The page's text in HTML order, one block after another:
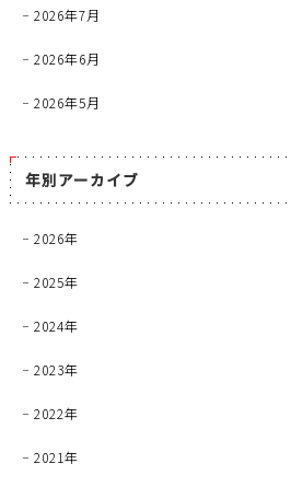
2026年7月
2026年6月
2026年5月
年別アーカイブ
2026年
2025年
2024年
2023年
2022年
2021年